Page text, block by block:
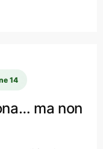
14
ma non